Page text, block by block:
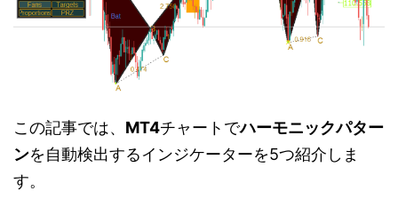
この記事では、 MT4チャートでハーモニックパター
ンを自動検出するインジケーターを5つ紹介しま
す。